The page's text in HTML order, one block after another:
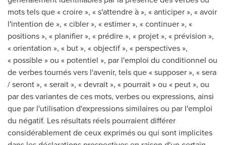
mots tels que « croire », « s'attendre à », « anticiper », « avoir
l'intention de », « cibler », « estimer », « continuer », «
positions », « planifier », « prédire », « projet », « prévision »,
« orientation », « but », « objectif », « perspectives »,
« possible » ou « potentiel », par l'emploi du conditionnel ou
de verbes tournés vers l'avenir, tels que « supposer », « sera
/ seront », « serait », « devrait », « pourrait » ou « peut », ou
par des variantes de ces mots, verbes ou expressions, ainsi
que par l'utilisation d'expressions similaires ou par l'emploi
du négatif. Les résultats réels pourraient différer
considérablement de ceux exprimés ou qui sont implicites